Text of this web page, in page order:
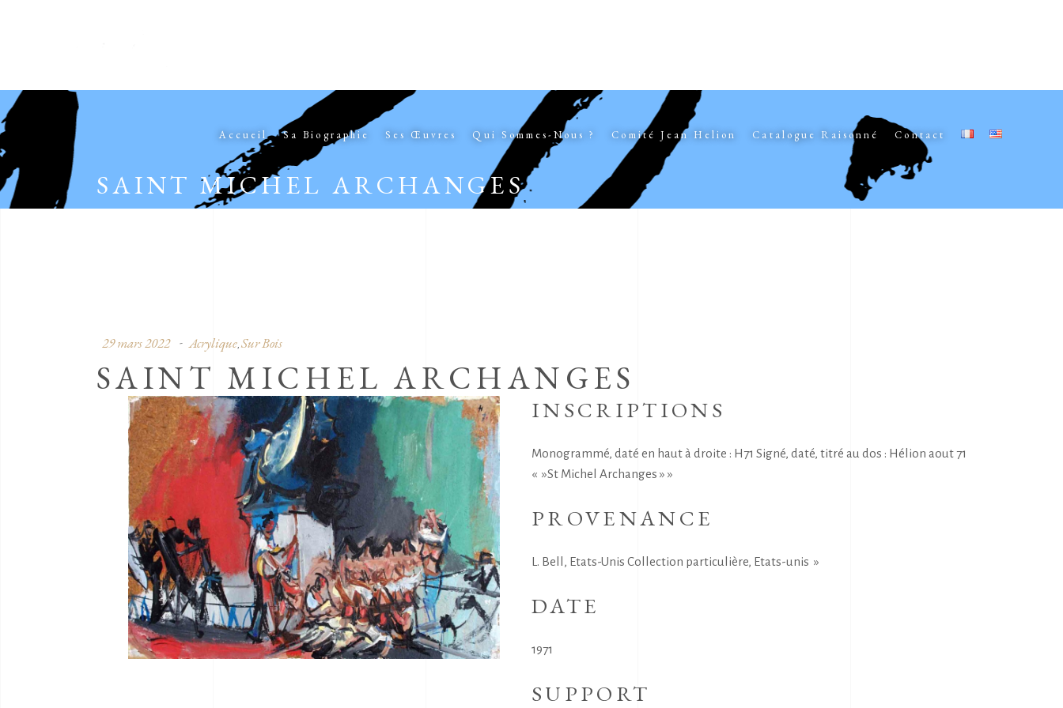
Accueil Sa Biographie Ses Œuvres Qui Sommes-Nous ? Comité Jean Helion Catalogue Raisonné Contact
SAINT MICHEL ARCHANGES
29 mars 2022 Acrylique, Sur Bois
SAINT MICHEL ARCHANGES
INSCRIPTIONS
Monogrammé, daté en haut à droite : H71 Signé, daté, titré au dos : Hélion aout 71
« »St Michel Archanges » »
PROVENANCE
L. Bell, Etats-Unis Collection particulière, Etats-unis »
DATE
1971
SUPPORT